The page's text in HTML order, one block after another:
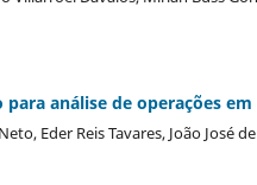
análise de operações
Eder Reis Tavares, João José